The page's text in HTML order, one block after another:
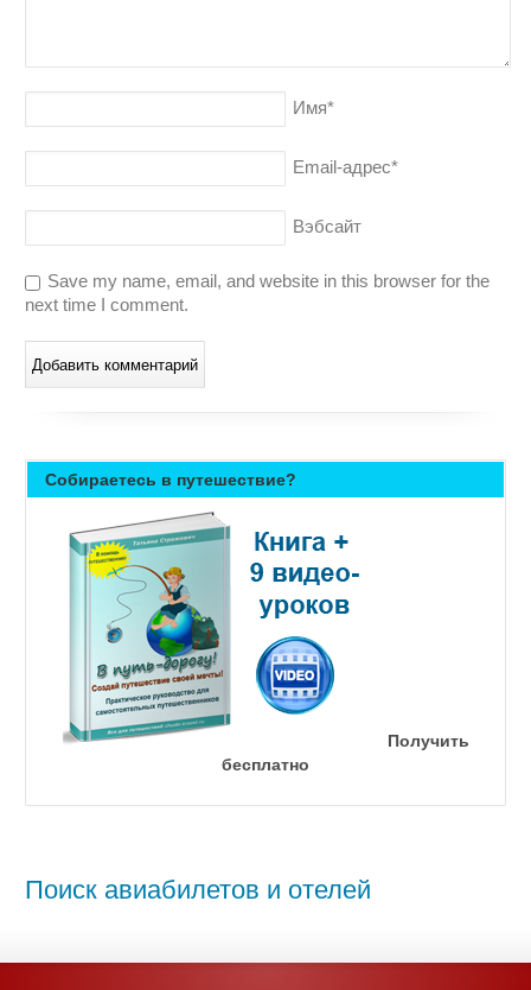
Имя*
Email-адрес*
Вэбсайт
Save my name, email, and website in this browser for the
next time I comment.
Собираетесь в путешествие?
Получить
бесплатно
Поиск авиабилетов и отелей